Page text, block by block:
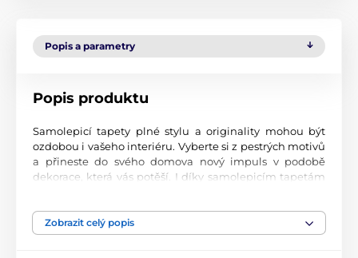
Popis a parametry
Popis produktu
Samolepicí tapety plné stylu a originality mohou být
ozdobou i vašeho interiéru. Vyberte si z pestrých motivů
a přineste do svého domova nový impuls v podobě
dekorace, která vás potěší. I díky samolepicím tapetám
Perfektní tiskové zpracování
Zobrazit celý popis